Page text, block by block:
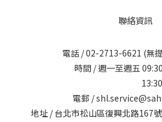
聯絡資訊
電話 /02-2713-6621 (無
時間 / 週一至週五
13:30-
電郵 /
地址 / 台北市松山區復興北路167